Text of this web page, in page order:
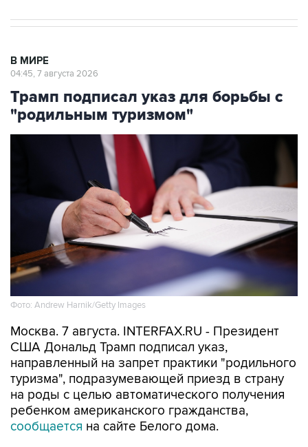
В МИРЕ
04:45, 7 августа 2026
Трамп подписал указ для борьбы с
"родильным туризмом"
Фото: Andrew Harnik/Getty Images
Москва. 7 августа. INTERFAX.RU - Президент
США Дональд Трамп подписал указ,
направленный на запрет практики "родильного
туризма", подразумевающей приезд в страну
на роды с целью автоматического получения
ребенком американского гражданства,
сообщается на сайте Белого дома.